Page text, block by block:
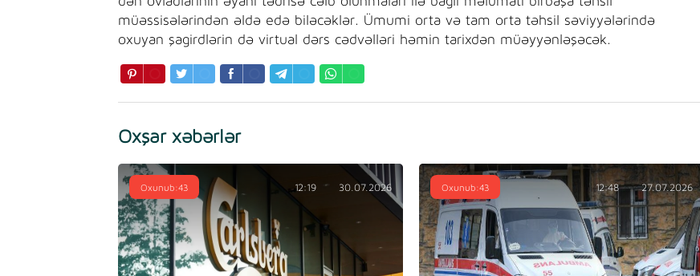
müəssisələrindən əldə edə biləcəklər. Ümumi orta və tam orta təhsil səviyyələrində
oxuyan şagirdlərin də virtual dərs cədvəlləri həmin tarixdən müəyyənləşəcək.
Oxşar xəbərlər
Oxunub:43 12:19 30.07.2026 Oxunub:43 12:48 27.07.2026